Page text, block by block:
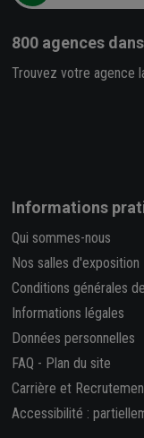
800 agences
Trouvez votre agence
Informations
Qui sommes-nous
Nos salles d'exposition
Conditions générales
Informations légales
Données personnelles
FAQ - Plan du site
Carrière et
Accessibilité :